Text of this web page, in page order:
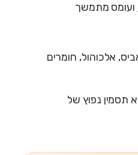
ועומס מתמשך
אלכוהול, חומרים
תסמין נפוץ של